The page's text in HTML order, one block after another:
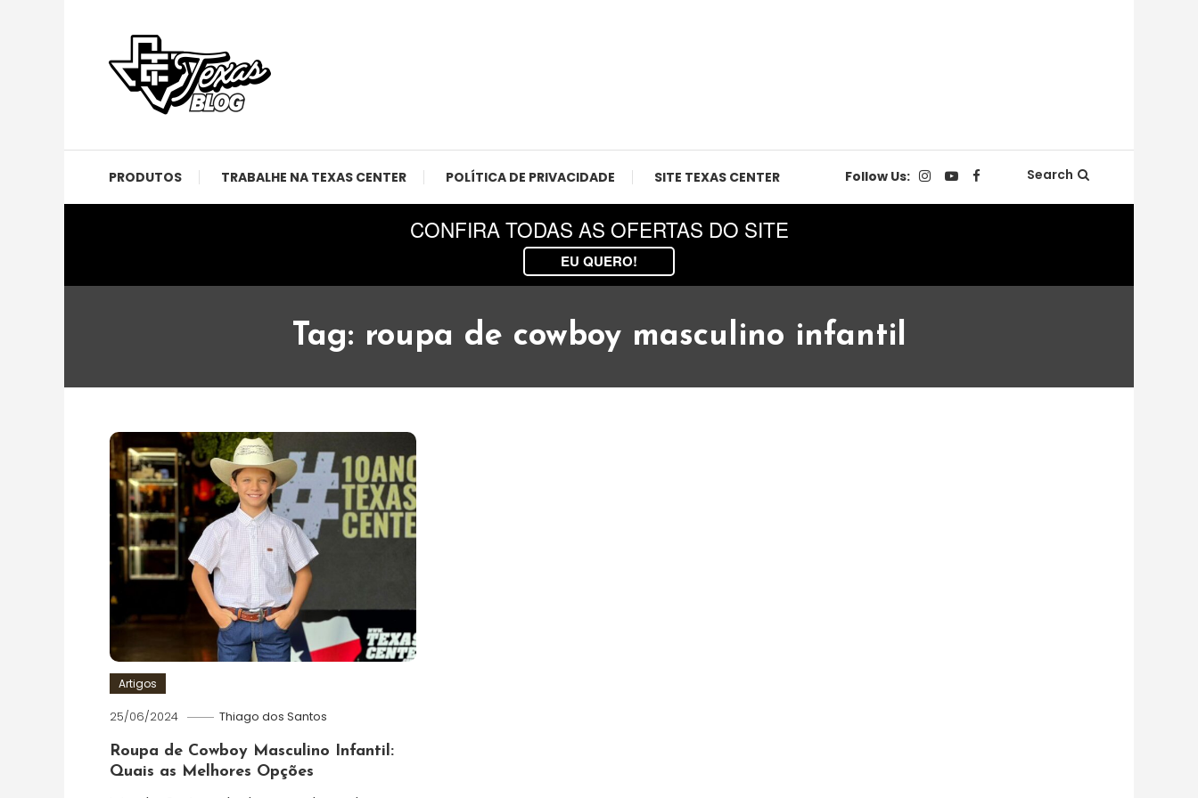
Content
PRODUTOS TRABALHE NA TEXAS CENTER POLÍTICA DE PRIVACIDADE SITE TEXAS CENTER Follow Us: Search
CONFIRA TODAS AS OFERTAS DO SITE
EU QUERO!
Tag: roupa de cowboy masculino infantil
Artigos
25/06/2024 Thiago dos Santos
Roupa de Cowboy Masculino Infantil:
Quais as Melhores Opções